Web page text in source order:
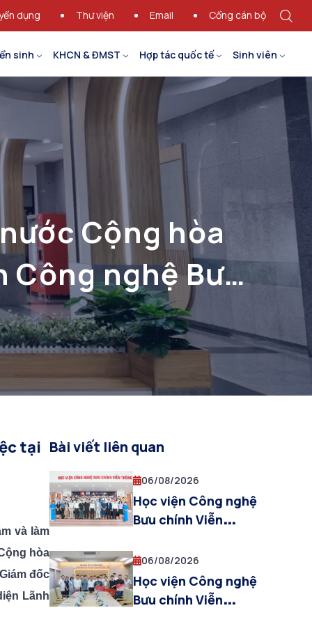
dụng Thư viện Email Cổng cán bộ
sinh KHCN & ĐMST Hợp tác quốc tế Sinh viên
Cộng hòa
Công nghệ Bưu
tại
và làm
hòa
đốc
Lãnh
Bài viết liên quan
06/08/2026
Học viện Công nghệ
Bưu chính Viễn
Meshlink (Hàn
Quốc) thúc đẩy hợp
tác ứng dụng XR và
06/08/2026
Học viện Công nghệ
Bưu chính Viễn